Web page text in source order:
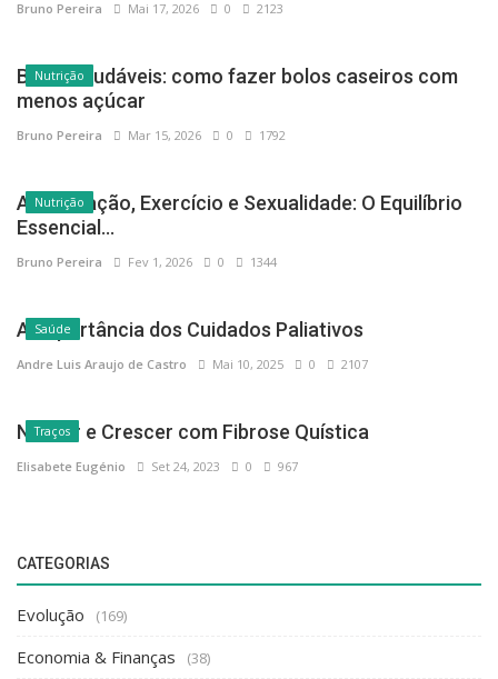
Bruno Pereira Mai 17, 2026 0 2123
Nutrição
Bolos saudáveis: como fazer bolos caseiros com
menos açúcar
Bruno Pereira Mar 15, 2026 0 1792
Nutrição
Alimentação, Exercício e Sexualidade: O Equilíbrio
Essencial...
Bruno Pereira Fev 1, 2026 0 1344
Saúde
A Importância dos Cuidados Paliativos
Andre Luis Araujo de Castro Mai 10, 2025 0 2107
Traços
Nascer e Crescer com Fibrose Quística
Elisabete Eugénio Set 24, 2023 0 967
CATEGORIAS
Evolução (169)
Economia & Finanças (38)